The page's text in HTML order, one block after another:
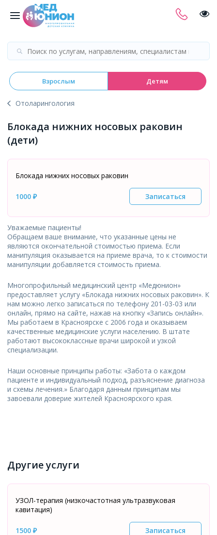
Взрослым Детям
Отоларингология
Блокада нижних носовых раковин
(дети)
Блокада нижних носовых раковин
1000 ₽ Записаться
Уважаемые пациенты!
Обращаем ваше внимание, что указанные цены не
являются окончательной стоимостью приема. Если
манипуляция оказывается на приеме врача, то к стоимости
манипуляции добавляется стоимость приема.
Многопрофильный медицинский центр «Медюнион»
предоставляет услугу «Блокада нижних носовых раковин». К
нам можно легко записаться по телефону 201-03-03 или
онлайн, прямо на сайте, нажав на кнопку «Запись онлайн».
Мы работаем в Красноярске с 2006 года и оказываем
качественные медицинские услуги населению. В штате
работают высококлассные врачи широкой и узкой
специализации.
Наши основные принципы работы: «Забота о каждом
пациенте и индивидуальный подход, разъяснение диагноза
и схемы лечения.» Благодаря данным принципам мы
завоевали доверие жителей Красноярского края.
Другие услуги
УЗОЛ-терапия (низкочастотная ультразвуковая
кавитация)
1500 ₽ Записаться